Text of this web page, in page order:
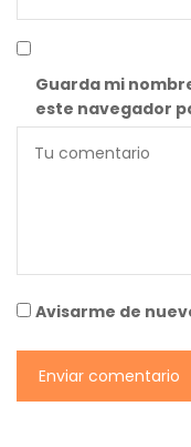
Guarda mi
este navegador
Avisarme de